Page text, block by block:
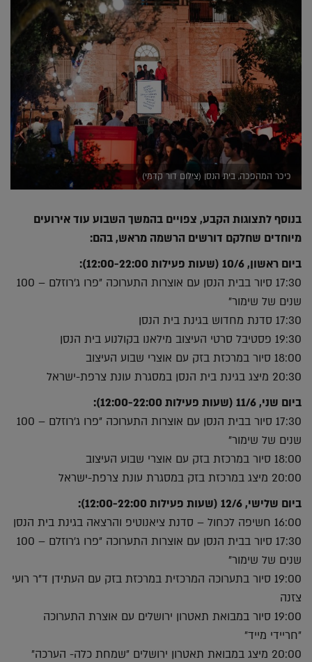
כיכר המהפכה, בית הנסן (צילום דור קדמי)
בנוסף לתצוגות הקבע, צפויים בהמשך השבוע עוד אירועים
מיוחדים שחלקם דורשים הרשמה מראש, בהם:
ביום ראשון, 10/6 (שעות פעילות 12:00-22:00):
17:30 סיור בבית הנסן עם אוצרות התערוכה ״פרו ג׳רוזלם – 100
שנים של שימור״
17:30 סדנת מחדוש בגינת בית הנסן
19:30 פסטיבל סרטי העיצוב מילאנו בקולנוע בית הנסן
18:00 סיור במרכזת בזק עם אוצרי שבוע העיצוב
20:30 מיצג בגינת בית הנסן במסגרת עונת צרפת-ישראל
ביום שני, 11/6 (שעות פעילות 12:00-22:00):
17:30 סיור בבית הנסן עם אוצרות התערוכה ״פרו ג׳רוזלם – 100
שנים של שימור״
18:00 סיור במרכזת בזק עם אוצרי שבוע העיצוב
20:00 מיצג במרכזת בזק במסגרת עונת צרפת-ישראל
ביום שלישי, 12/6 (שעות פעילות 12:00-22:00):
16:00 חשיפה לכחול – סדנת ציאנוטיפ והרצאה בגינת בית הנסן
17:30 סיור בבית הנסן עם אוצרות התערוכה ״פרו ג׳רוזלם – 100
שנים של שימור״
19:00 סיור בתערוכה המרכזית במרכזת בזק עם העתידן ד״ר רועי
צזנה
19:00 סיור במבואת תאטרון ירושלים עם אוצרת התערוכה
״חריידי מייד״
20:00 מיצג במבואת תאטרון ירושלים ״שמחת כלה- הערכה״